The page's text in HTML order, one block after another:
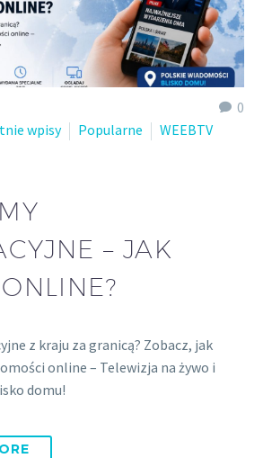
0
wpisy Popularne
WEEBTV
– JAK
z kraju za granicą? Zobacz, jak
online – Telewizja na żywo i
domu!